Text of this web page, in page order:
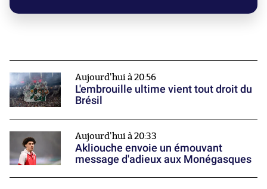
Aujourd'hui à 20:56
L'embrouille ultime vient tout droit du
Brésil
Aujourd'hui à 20:33
Akliouche envoie un émouvant
message d'adieux aux Monégasques